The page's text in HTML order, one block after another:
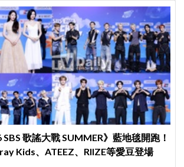
SBS 歌謠大戰 SUMMER》藍地毯開跑！
Kids、ATEEZ、RIIZE等愛豆登場